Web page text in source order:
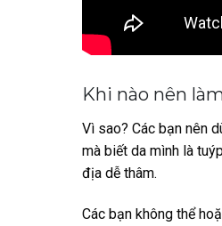
Khi nào nên
Vì sao? Các bạn nên
mà biết da mình là
địa dễ thâm.
Các bạn không thể